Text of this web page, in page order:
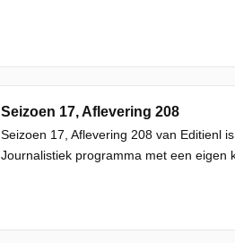
Seizoen 17, Aflevering 208
Seizoen 17, Aflevering 208 van Editienl
Journalistiek programma met een eigen